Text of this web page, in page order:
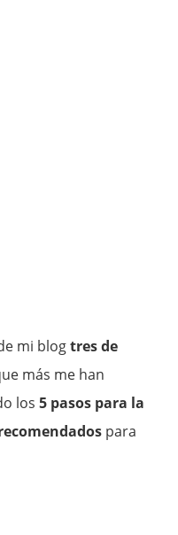
mi blogtres de
más me han
los5 pasos para la
para